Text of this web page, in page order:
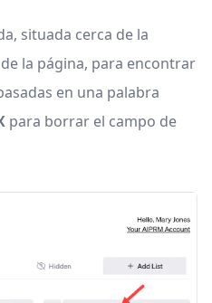
situada cerca de la
la página, para encontrar
en una palabra
para borrar el campo de